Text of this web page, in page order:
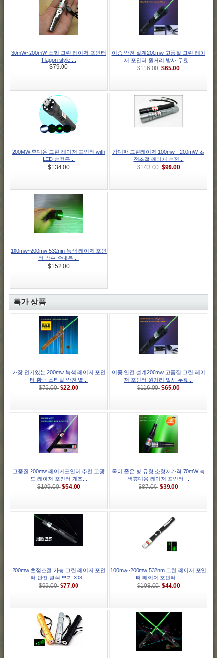
30mW~200mW 소형 그린 레이저 포인터
Flagon style ...
$79.00
이중 안전 설계200mw 고품질 그린 레이
저 포인터 원거리 발사 무료...
$116.00 $65.00
200MW 휴대용 그린 레이저 포인터 with
LED 손전등...
$134.00
강대한 그린레이저 100mw - 200mW 초
점조절 레이저 손전...
$143.00 $99.00
100mw~200mw 532nm 녹색 레이저 포인
터 방수 휴대용 ...
$152.00
특가 상품
가장 인기있는 200mw 녹색 레이저 포인
터 황금 스타일 안전 열...
$76.00 $22.00
이중 안전 설계200mw 고품질 그린 레이
저 포인터 원거리 발사 무료...
$116.00 $65.00
고품질 200mw 레이저포인터 추천 고광
도 레이저 포인터 개조...
$109.00 $54.00
목이 좁은 병 유형 소형저가격 70mW 녹
색휴대용 레이저 포인터 ...
$87.00 $39.00
200mw 초점조절 가능 그린 레이저 포인
터 안전 열쇠 부가 303...
$99.00 $77.00
100mw~200mw 532nm 그린 레이저 포인
터 레이저 포인터 ...
$108.00 $44.00